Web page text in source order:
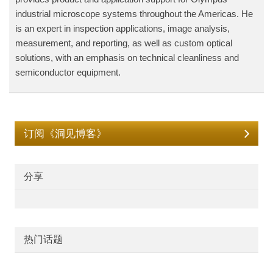
industrial microscope systems throughout the Americas. He
is an expert in inspection applications, image analysis,
measurement, and reporting, as well as custom optical
solutions, with an emphasis on technical cleanliness and
semiconductor equipment.
订阅《洞见博客》
分享
热门话题